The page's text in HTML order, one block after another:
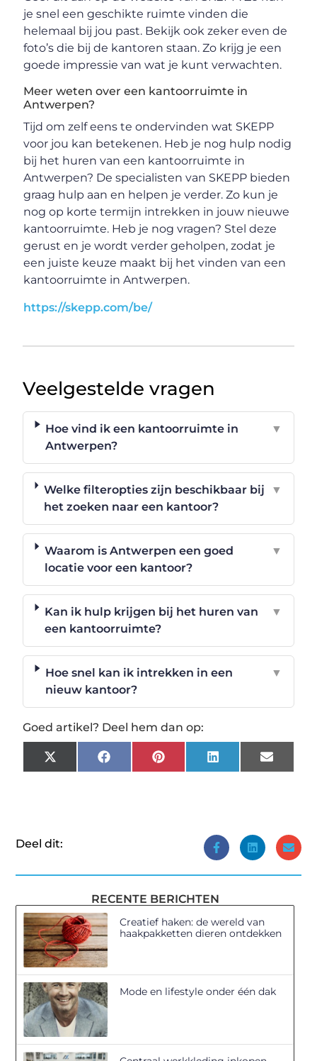
je snel een geschikte ruimte vinden die
helemaal bij jou past. Bekijk ook zeker even de
foto’s die bij de kantoren staan. Zo krijg je een
goede impressie van wat je kunt verwachten.
Meer weten over een kantoorruimte in
Antwerpen?
Tijd om zelf eens te ondervinden wat SKEPP
voor jou kan betekenen. Heb je nog hulp nodig
bij het huren van een kantoorruimte in
Antwerpen? De specialisten van SKEPP bieden
graag hulp aan en helpen je verder. Zo kun je
nog op korte termijn intrekken in jouw nieuwe
kantoorruimte. Heb je nog vragen? Stel deze
gerust en je wordt verder geholpen, zodat je
een juiste keuze maakt bij het vinden van een
kantoorruimte in Antwerpen.
https://skepp.com/be/
Veelgestelde vragen
Hoe vind ik een kantoorruimte in
Antwerpen?
▼
Welke filteropties zijn beschikbaar bij
het zoeken naar een kantoor?
▼
Waarom is Antwerpen een goed
locatie voor een kantoor?
▼
Kan ik hulp krijgen bij het huren van
een kantoorruimte?
▼
Hoe snel kan ik intrekken in een
nieuw kantoor?
▼
Goed artikel? Deel hem dan op:
X
(Twitter)
FacebookPinterestLinkedInEmail
Deel dit:
RECENTE BERICHTEN
Creatief haken: de wereld van
haakpakketten dieren ontdekken
Mode en lifestyle onder één dak